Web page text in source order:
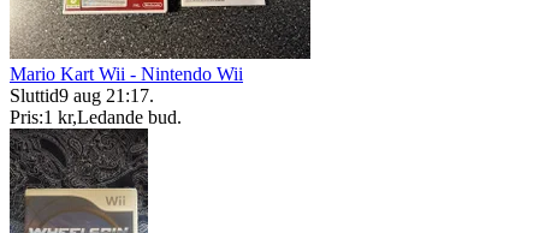
Mario Kart Wii - Nintendo Wii
Sluttid9 aug 21:17.
Pris:1 kr,Ledande bud.